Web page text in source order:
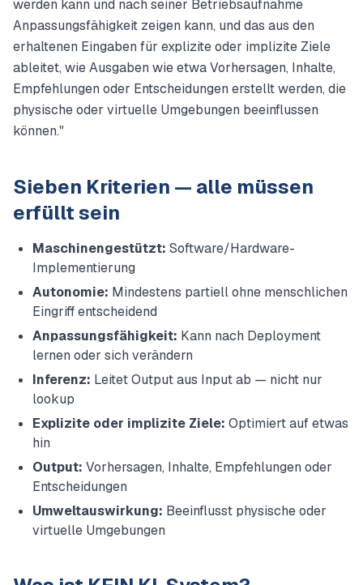
werden kann und nach seiner Betriebsaufnahme
Anpassungsfähigkeit zeigen kann, und das aus den
erhaltenen Eingaben für explizite oder implizite Ziele
ableitet, wie Ausgaben wie etwa Vorhersagen, Inhalte,
Empfehlungen oder Entscheidungen erstellt werden, die
physische oder virtuelle Umgebungen beeinflussen
können."
Sieben Kriterien — alle müssen
erfüllt sein
Maschinengestützt: Software/Hardware-
Implementierung
Autonomie: Mindestens partiell ohne menschlichen
Eingriff entscheidend
Anpassungsfähigkeit: Kann nach Deployment
lernen oder sich verändern
Inferenz: Leitet Output aus Input ab — nicht nur
lookup
Explizite oder implizite Ziele: Optimiert auf etwas
hin
Output: Vorhersagen, Inhalte, Empfehlungen oder
Entscheidungen
Umweltauswirkung: Beeinflusst physische oder
virtuelle Umgebungen